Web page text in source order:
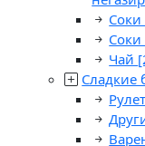
Чай
Сладкие